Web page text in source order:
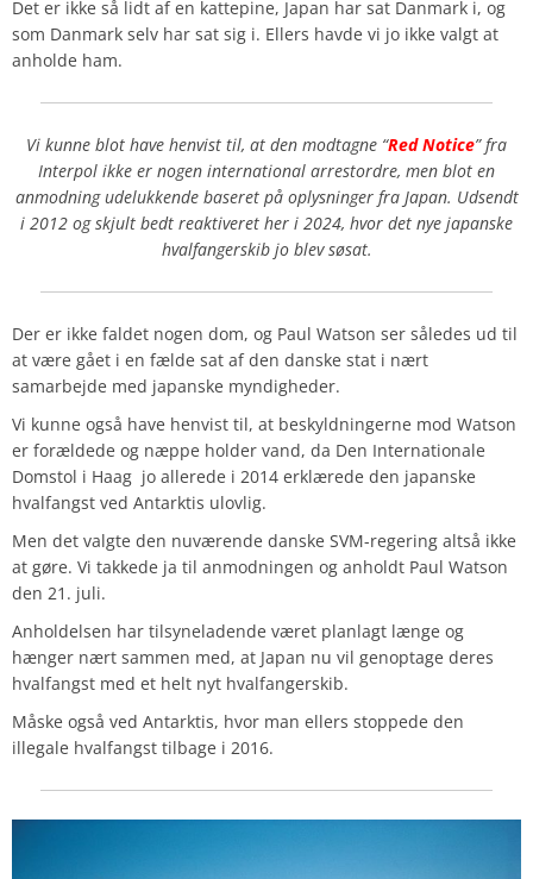
Det er ikke så lidt af en kattepine, Japan har sat Danmark i, og
som Danmark selv har sat sig i. Ellers havde vi jo ikke valgt at
anholde ham.
Vi kunne blot have henvist til, at den modtagne “Red Notice” fra
Interpol ikke er nogen international arrestordre, men blot en
anmodning udelukkende baseret på oplysninger fra Japan. Udsendt
i 2012 og skjult bedt reaktiveret her i 2024, hvor det nye japanske
hvalfangerskib jo blev søsat.
Der er ikke faldet nogen dom, og Paul Watson ser således ud til
at være gået i en fælde sat af den danske stat i nært
samarbejde med japanske myndigheder.
Vi kunne også have henvist til, at beskyldningerne mod Watson
er forældede og næppe holder vand, da Den Internationale
Domstol i Haag jo allerede i 2014 erklærede den japanske
hvalfangst ved Antarktis ulovlig.
Men det valgte den nuværende danske SVM-regering altså ikke
at gøre. Vi takkede ja til anmodningen og anholdt Paul Watson
den 21. juli.
Anholdelsen har tilsyneladende været planlagt længe og
hænger nært sammen med, at Japan nu vil genoptage deres
hvalfangst med et helt nyt hvalfangerskib.
Måske også ved Antarktis, hvor man ellers stoppede den
illegale hvalfangst tilbage i 2016.